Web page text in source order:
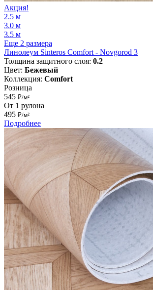
Акция!
2.5 м
3.0 м
3.5 м
Еще 2 размера
Линолеум Sinteros Comfort - Novgorod 3
Толщина защитного слоя: 0.2
Цвет: Бежевый
Коллекция: Comfort
Розница
545 ₽/м²
От 1 рулона
495 ₽/м²
Подробнее